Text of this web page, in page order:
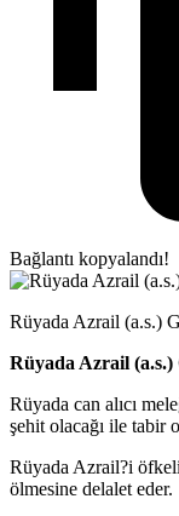
Bağlantı kopyalandı!
Rüyada Azrail (a.s.)
Rüyada Azrail (a.s.)
Rüyada can alıcı
şehit olacağı ile tabir
Rüyada Azrail?i
ölmesine delalet eder.